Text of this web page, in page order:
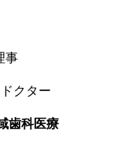
事
クター
歯科医療